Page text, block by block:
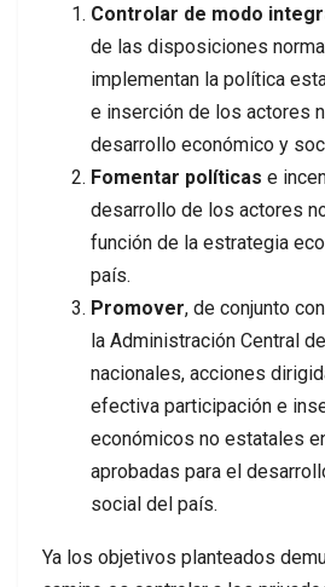
Controlar de modo
de las disposiciones
implementan la política
e inserción de los actores
desarrollo económico y
Fomentar políticas e
desarrollo de los actores
función de la estrategia
país.
Promover, de conjunto
la Administración Central
nacionales, acciones
efectiva participación e
económicos no estatales
aprobadas para el
social del país.
Ya los objetivos planteados